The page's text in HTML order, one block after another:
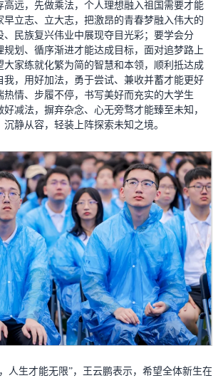
高远，先做乘法，个人理想融入祖国需要才能
早立志、立大志，把激昂的青春梦融入伟大的
、民族复兴伟业中展现夺目光彩；要学会分
规划、循序渐进才能达成目标，面对追梦路上
大家练就化繁为简的智慧和本领，顺利抵达成
我，用好加法，勇于尝试、兼收并蓄才能更好
热情、步履不停，书写美好而充实的大学生
减法，摒弃杂念、心无旁骛才能臻至未知，
静从容，轻装上阵探索未知之境。
人生才能无限”，王云鹏表示，希望全体新生在